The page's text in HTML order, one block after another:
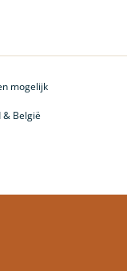
mogelijk
& België